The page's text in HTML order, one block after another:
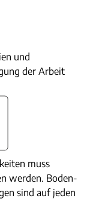
und
der Arbeit
muss
werden. Boden-
sind auf jeden